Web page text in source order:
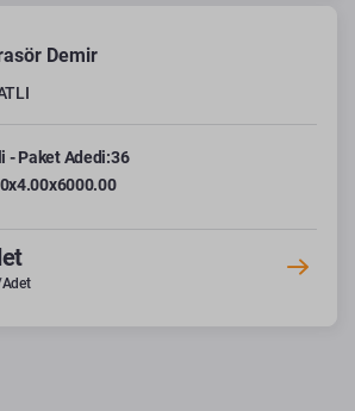
Demir
- Paket Adedi:36